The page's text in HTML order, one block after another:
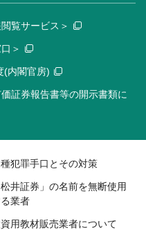
覧サービス＞
＞
(内閣官房)
証券報告書等の開示書類に
犯罪手口とその対策
松井証券」の名前を無断使用
業者
用教材販売業者について